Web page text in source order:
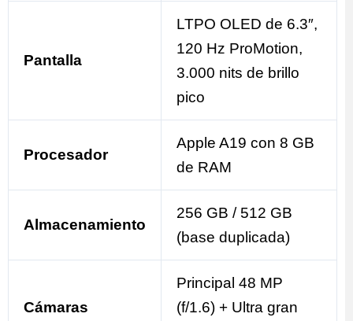
Pantalla
LTPO OLED de 6.3″,
120 Hz ProMotion,
3.000 nits de brillo
pico
Procesador
Apple A19 con 8 GB
de RAM
Almacenamiento
256 GB / 512 GB
(base duplicada)
Cámaras
Principal 48 MP
(f/1.6) + Ultra gran